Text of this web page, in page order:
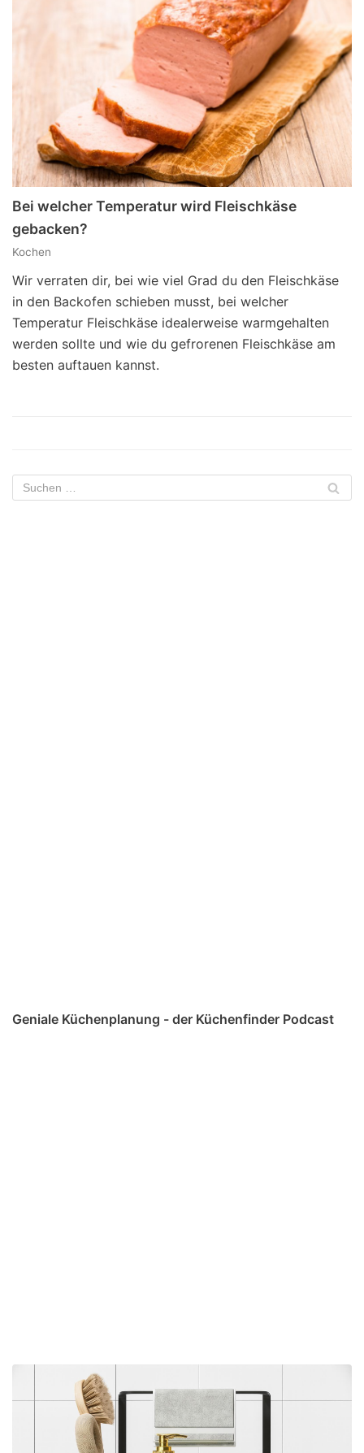
Bei welcher Temperatur wird Fleischkäse
gebacken?
Kochen
Wir verraten dir, bei wie viel Grad du den Fleischkäse
in den Backofen schieben musst, bei welcher
Temperatur Fleischkäse idealerweise warmgehalten
werden sollte und wie du gefrorenen Fleischkäse am
besten auftauen kannst.
Geniale Küchenplanung - der Küchenfinder Podcast